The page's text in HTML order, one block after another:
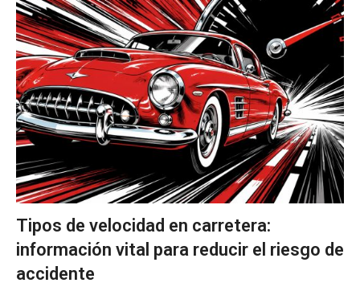
Tipos de velocidad en carretera:
información vital para reducir el riesgo de
accidente